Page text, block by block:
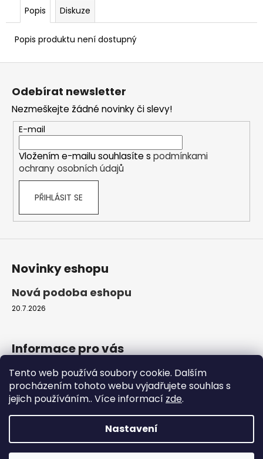
Tento web používá soubory cookie. Dalším
procházením tohoto webu vyjadřujete souhlas s
jejich používáním.. Více informací zde.
Nastavení
Popis Diskuze
Popis produktu není dostupný
Z
Odebírat newsletter
Nezmeškejte žádné novinky či slevy!
E-mail
Vložením e-mailu souhlasíte s podmínkami
ochrany osobních údajů
PŘIHLÁSIT SE
Novinky eshopu
Nová podoba eshopu
20.7.2026
Informace pro vás
Obchodní podmínky
Podmínky ochrany osobních údajů
Moje objednávka
Copyright 2026ProfiZvířátka.cz. Všechna práva